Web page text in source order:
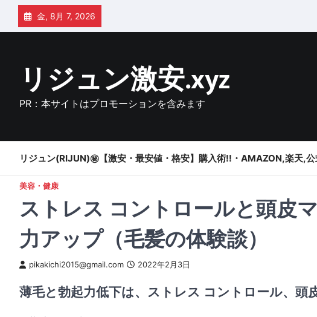
Skip
content
金, 8月 7, 2026
リジュン激安.xyz
PR：本サイトはプロモーションを含みます
リジュン(RIJUN)㊙【激安・最安値・格安】購入術!!・AMAZON,楽天,
美容・健康
ストレス コントロールと頭皮
力アップ（毛髪の体験談）
pikakichi2015@gmail.com 2022年2月3日
薄毛と勃起力低下は、ストレス コントロール、頭